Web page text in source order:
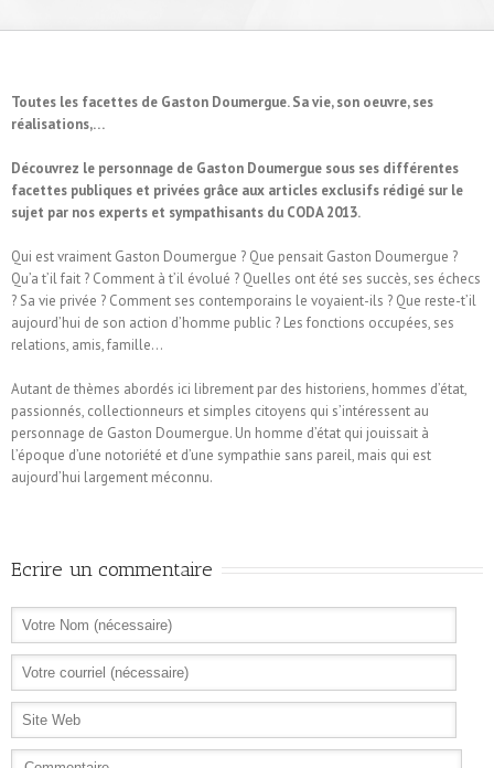
Toutes les facettes de Gaston Doumergue. Sa vie, son oeuvre, ses
réalisations,…
Découvrez le personnage de Gaston Doumergue sous ses différentes
facettes publiques et privées grâce aux articles exclusifs rédigé sur le
sujet par nos experts et sympathisants du CODA 2013.
Qui est vraiment Gaston Doumergue ? Que pensait Gaston Doumergue ?
Qu’a t’il fait ? Comment à t’il évolué ? Quelles ont été ses succès, ses échecs
? Sa vie privée ? Comment ses contemporains le voyaient-ils ? Que reste-t’il
aujourd’hui de son action d’homme public ? Les fonctions occupées, ses
relations, amis, famille…
Autant de thèmes abordés ici librement par des historiens, hommes d’état,
passionnés, collectionneurs et simples citoyens qui s’intéressent au
personnage de Gaston Doumergue. Un homme d’état qui jouissait à
l’époque d’une notoriété et d’une sympathie sans pareil, mais qui est
aujourd’hui largement méconnu.
Ecrire un commentaire